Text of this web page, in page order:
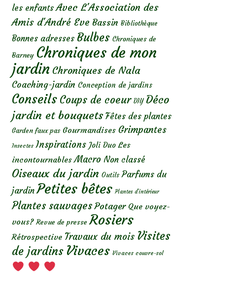
les enfants Avec L'Association des
Amis d'André Eve Bassin Bibliothèque
Bonnes adresses Bulbes Chroniques de
Barney Chroniques de mon
jardin Chroniques de Nala
Coaching-jardin Conception de jardins
Conseils Coups de coeur DIY Déco
jardin et bouquets Fêtes des plantes
Garden faux pas Gourmandises Grimpantes
Insectes Inspirations Joli Duo Les
incontournables Macro Non classé
Oiseaux du jardin Outils Parfums du
jardin Petites bêtes Plantes d’intérieur
Plantes sauvages Potager Que voyez-
vous? Revue de presse Rosiers
Rétrospective Travaux du mois Visites
de jardins Vivaces Vivaces couvre-sol